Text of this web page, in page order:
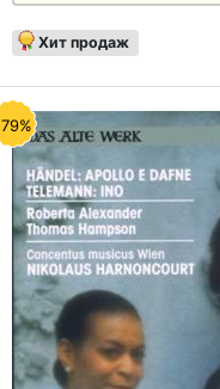
Хит продаж